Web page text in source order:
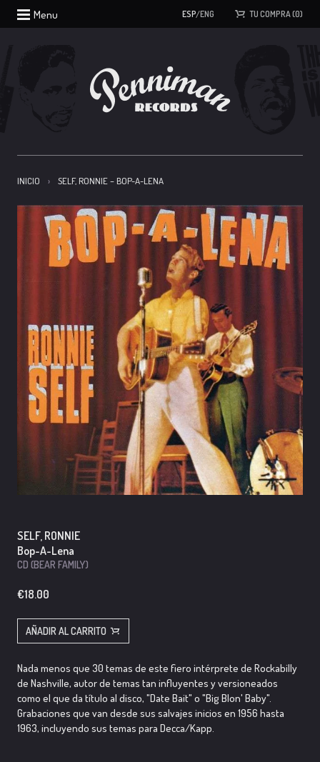
Menu ESP/ENG TU COMPRA(0)
INICIO SELF, RONNIE – BOP-A-LENA
SELF, RONNIE
Bop-A-Lena
CD (BEAR FAMILY)
Precio
€18.00
AÑADIR AL CARRITO
Nada menos que 30 temas de este fiero intérprete de Rockabilly
de Nashville, autor de temas tan influyentes y versioneados
como el que da título al disco, "Date Bait" o "Big Blon' Baby".
Grabaciones que van desde sus salvajes inicios en 1956 hasta
1963, incluyendo sus temas para Decca/Kapp.